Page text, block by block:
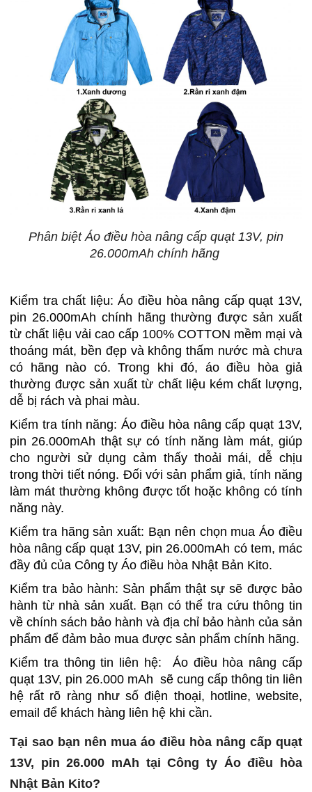
Phân biệt Áo điều hòa nâng cấp quạt 13V, pin
26.000mAh chính hãng
Kiểm tra chất liệu: Áo điều hòa nâng cấp quạt 13V,
pin 26.000mAh chính hãng thường được sản xuất
từ chất liệu vải cao cấp 100% COTTON mềm mại và
thoáng mát, bền đẹp và không thấm nước mà chưa
có hãng nào có. Trong khi đó, áo điều hòa giả
thường được sản xuất từ chất liệu kém chất lượng,
dễ bị rách và phai màu.
Kiểm tra tính năng: Áo điều hòa nâng cấp quạt 13V,
pin 26.000mAh thật sự có tính năng làm mát, giúp
cho người sử dụng cảm thấy thoải mái, dễ chịu
trong thời tiết nóng. Đối với sản phẩm giả, tính năng
làm mát thường không được tốt hoặc không có tính
năng này.
Kiểm tra hãng sản xuất: Bạn nên chọn mua Áo điều
hòa nâng cấp quạt 13V, pin 26.000mAh có tem, mác
đầy đủ của Công ty Áo điều hòa Nhật Bản Kito.
Kiểm tra bảo hành: Sản phẩm thật sự sẽ được bảo
hành từ nhà sản xuất. Bạn có thể tra cứu thông tin
về chính sách bảo hành và địa chỉ bảo hành của sản
phẩm để đảm bảo mua được sản phẩm chính hãng.
Kiểm tra thông tin liên hệ: Áo điều hòa nâng cấp
quạt 13V, pin 26.000 mAh sẽ cung cấp thông tin liên
hệ rất rõ ràng như số điện thoại, hotline, website,
email để khách hàng liên hệ khi cần.
Tại sao bạn nên mua áo điều hòa nâng cấp quạt
13V, pin 26.000 mAh tại Công ty Áo điều hòa
Nhật Bản Kito?